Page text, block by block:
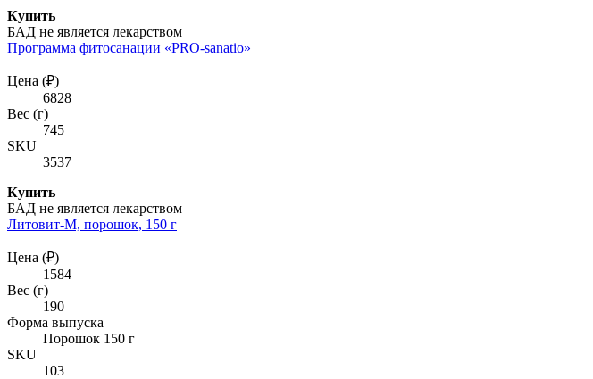
Купить
БАД не является лекарством
Программа фитосанации «PRO-sanatio»
Цена (₽)
6828
Вес (г)
745
SKU
3537
Купить
БАД не является лекарством
Литовит-М, порошок, 150 г
Цена (₽)
1584
Вес (г)
190
Форма выпуска
Порошок 150 г
SKU
103